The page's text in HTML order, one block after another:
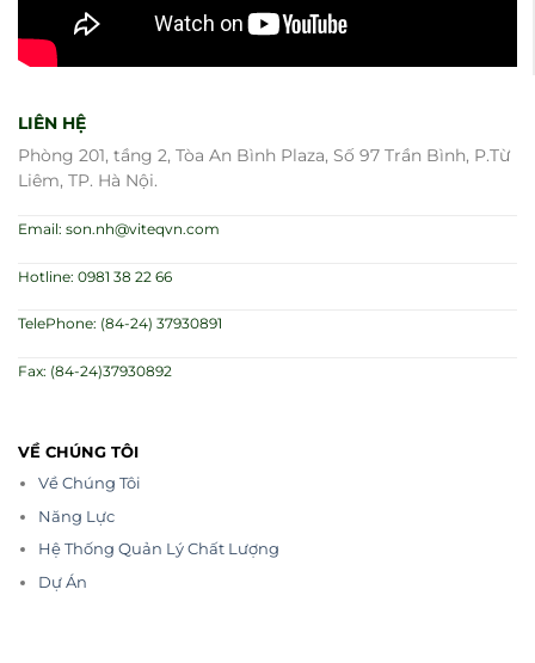
LIÊN HỆ
Phòng 201, tầng 2, Tòa An Bình Plaza, Số 97 Trần Bình, P.Từ
Liêm, TP. Hà Nội.
Email: son.nh@viteqvn.com
Hotline: 0981 38 22 66
TelePhone: (84-24) 37930891
Fax: (84-24)37930892
VỀ CHÚNG TÔI
Về Chúng Tôi
Năng Lực
Hệ Thống Quản Lý Chất Lượng
Dự Án